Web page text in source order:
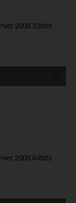
2008 32bits
2008 64bits